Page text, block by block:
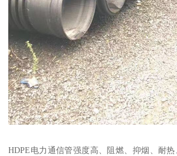
HDPE电力通信管强度高、阻燃、抑烟、耐